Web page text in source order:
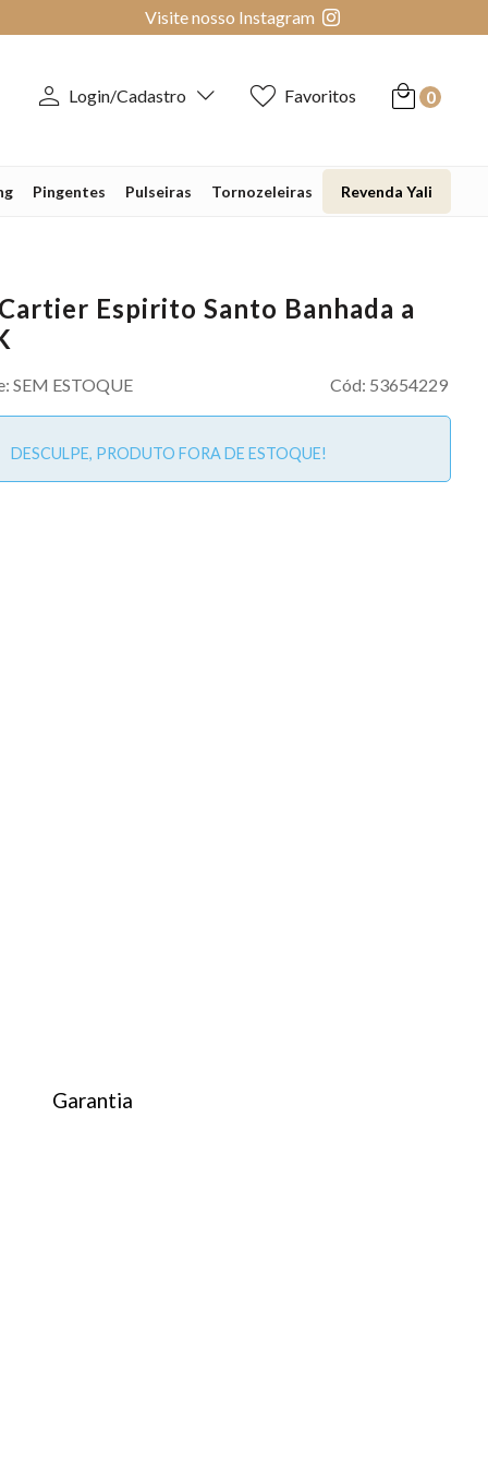
Visite nosso Instagram
Login/Cadastro Favoritos 0
Pingentes Pulseiras Tornozeleiras Revenda Yali
Espirito Santo Banhada a
SEM ESTOQUE Cód: 53654229
DESCULPE, PRODUTO FORA DE ESTOQUE!
Garantia